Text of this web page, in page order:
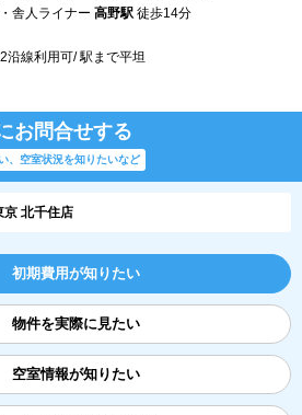
舎人ライナー 高野駅 徒歩14分
沿線利用可/ 駅まで平坦
お問合せする
、空室状況を知りたいなど
京 北千住店
初期費用が知りたい
物件を実際に見たい
空室情報が知りたい